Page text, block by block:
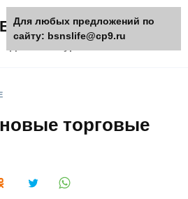
БизнесЖизнь
торговые
Для любых предложений по
сайту: bsnslife@cp9.ru